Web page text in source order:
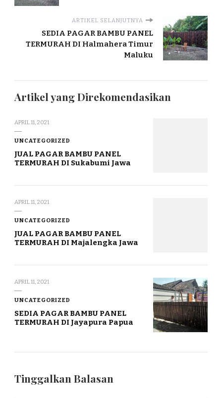
ARTIKEL SELANJUTNYA
SEDIA PAGAR BAMBU PANEL
TERMURAH DI Halmahera Timur
Maluku
Artikel yang Direkomendasikan
APRIL 11, 2021
UNCATEGORIZED
JUAL PAGAR BAMBU PANEL
TERMURAH DI Sukabumi Jawa
APRIL 11, 2021
UNCATEGORIZED
JUAL PAGAR BAMBU PANEL
TERMURAH DI Majalengka Jawa
APRIL 11, 2021
UNCATEGORIZED
SEDIA PAGAR BAMBU PANEL
TERMURAH DI Jayapura Papua
Tinggalkan Balasan